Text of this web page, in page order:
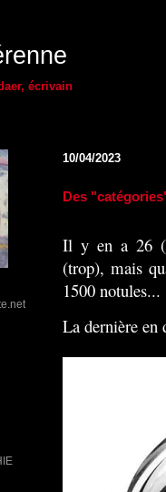
écrivain
10/04/2023
Des
Il y en a 26
(trop), mais
1500 notules...
La dernière en